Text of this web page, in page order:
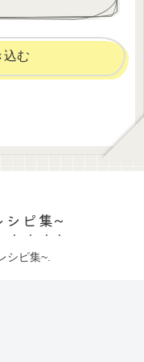
込む
ピ集~
シピ集~.